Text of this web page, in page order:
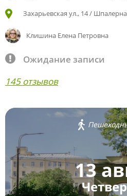
Захарьевская ул., 14 /
Клишина Елена Петровна
Ожидание записи
145 отзывов
13